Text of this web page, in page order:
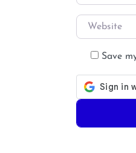
Website
Save